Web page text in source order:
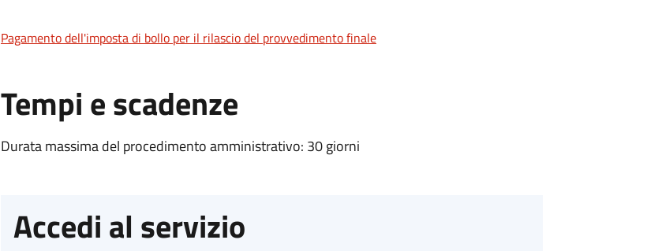
Pagamento dell'imposta di bollo per il rilascio del provvedimento finale
Tempi e scadenze
Durata massima del procedimento amministrativo: 30 giorni
Accedi al servizio